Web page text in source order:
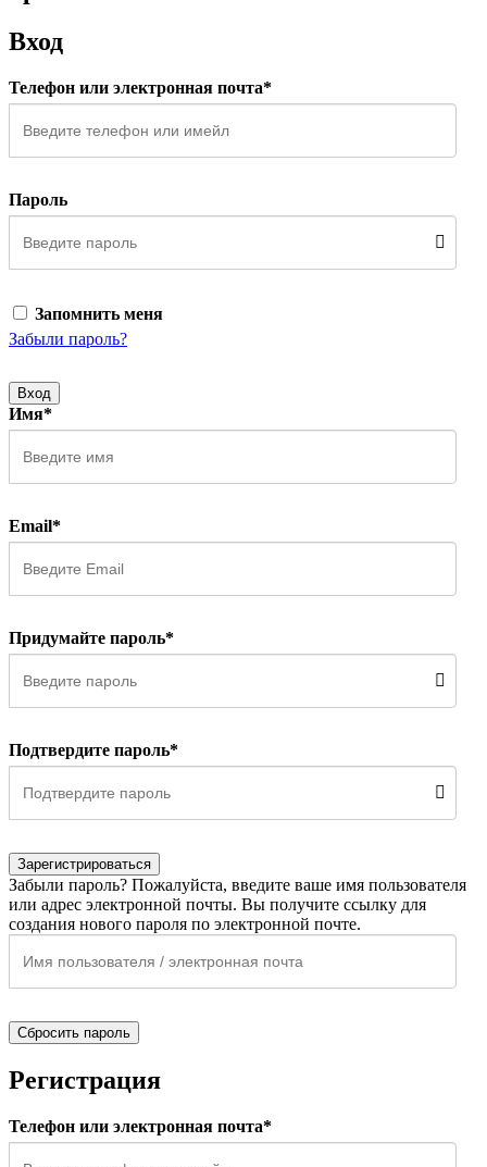
Вход
Телефон или электронная почта*
Пароль
Запомнить меня
Забыли пароль?
Вход
Имя*
Email*
Придумайте пароль*
Подтвердите пароль*
Зарегистрироваться
Забыли пароль? Пожалуйста, введите ваше имя пользователя
или адрес электронной почты. Вы получите ссылку для
создания нового пароля по электронной почте.
Сбросить пароль
Регистрация
Телефон или электронная почта*